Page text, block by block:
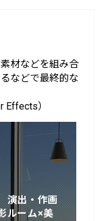
材などを組み合
などで最終的な
Effects）
ルーム 室
演出・作画
ルーム×美